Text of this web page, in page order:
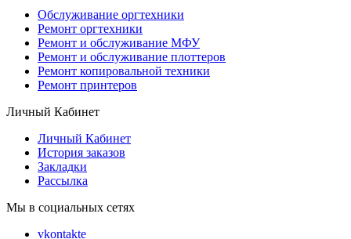
Обслуживание оргтехники
Ремонт оргтехники
Ремонт и обслуживание МФУ
Ремонт и обслуживание плоттеров
Ремонт копировальной техники
Ремонт принтеров
Личный Кабинет
Личный Кабинет
История заказов
Закладки
Рассылка
Мы в социальных сетях
vkontakte